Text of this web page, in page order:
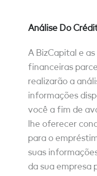
Análise Do
A BizCapital e
financeiras
realizarão a
informações
você a fim de
lhe oferecer
para o
suas
da sua empresa